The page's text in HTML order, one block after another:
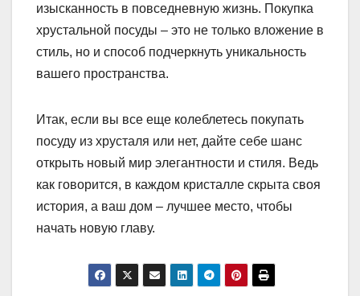
изысканность в повседневную жизнь. Покупка
хрустальной посуды – это не только вложение в
стиль, но и способ подчеркнуть уникальность
вашего пространства.
Итак, если вы все еще колеблетесь покупать
посуду из хрусталя или нет, дайте себе шанс
открыть новый мир элегантности и стиля. Ведь
как говорится, в каждом кристалле скрыта своя
история, а ваш дом – лучшее место, чтобы
начать новую главу.